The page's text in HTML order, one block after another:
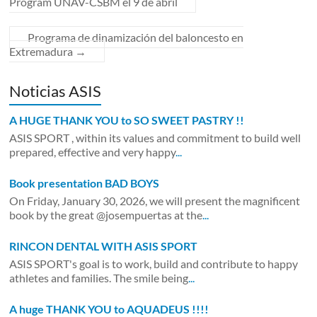
o
k
p
p
ti
r
Programa de dinamización del baloncesto en
Extremadura →
Noticias ASIS
A HUGE THANK YOU to SO SWEET PASTRY !!
ASIS SPORT , within its values and commitment to build well
prepared, effective and very happy...
Book presentation BAD BOYS
On Friday, January 30, 2026, we will present the magnificent
book by the great @josempuertas at the...
RINCON DENTAL WITH ASIS SPORT
ASIS SPORT's goal is to work, build and contribute to happy
athletes and families. The smile being...
A huge THANK YOU to AQUADEUS !!!!